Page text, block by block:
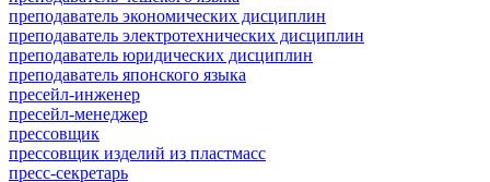
преподаватель экономических дисциплин
преподаватель электротехнических дисциплин
преподаватель юридических дисциплин
преподаватель японского языка
пресейл-инженер
пресейл-менеджер
прессовщик
прессовщик изделий из пластмасс
пресс-секретарь